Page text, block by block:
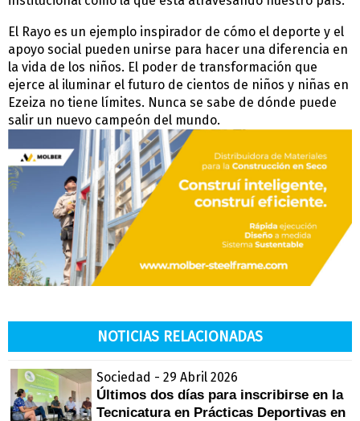
El Rayo es un ejemplo inspirador de cómo el deporte y el
apoyo social pueden unirse para hacer una diferencia en
la vida de los niños. El poder de transformación que
ejerce al iluminar el futuro de cientos de niños y niñas en
Ezeiza no tiene límites. Nunca se sabe de dónde puede
salir un nuevo campeón del mundo.
NOTICIAS RELACIONADAS
Sociedad - 29 Abril 2026
Últimos dos días para inscribirse en la
Tecnicatura en Prácticas Deportivas en